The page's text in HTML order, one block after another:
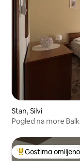
Stan, Silvi
Pogled na more
Najuspešniji među
Gostima omiljeno